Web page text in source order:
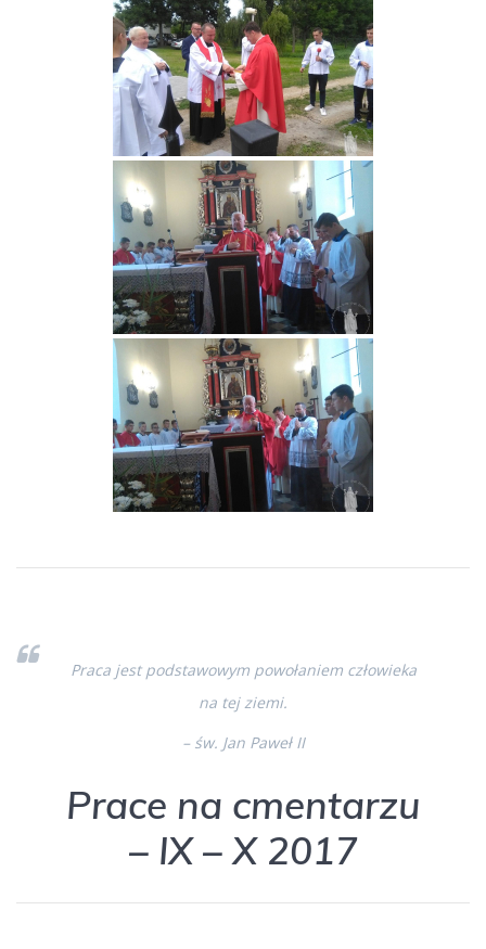
Praca jest podstawowym powołaniem człowieka
na tej ziemi.
– św. Jan Paweł II
Prace na cmentarzu
– IX – X 2017